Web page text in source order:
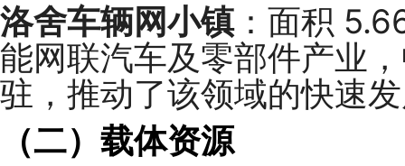
洛舍车辆网小镇：面积
能网联汽车及零部件产业
驻，推动了该领域的快速
（二）载体资源